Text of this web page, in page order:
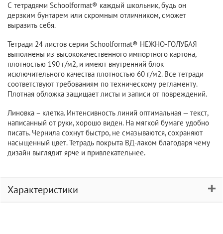
С тетрадями Schoolformat® каждый школьник, будь он
дерзким бунтарем или скромным отличником, сможет
выразить себя.
Тетради 24 листов серии Schoolformat® НЕЖНО-ГОЛУБАЯ
выполнены из высококачественного импортного картона,
плотностью 190 г/м2, и имеют внутренний блок
исключительного качества плотностью 60 г/м2. Все тетради
соответствуют требованиям по техническому регламенту.
Плотная обложка защищает листы и записи от повреждений.
Линовка – клетка. Интенсивность линий оптимальная — текст,
написанный от руки, хорошо виден. На мягкой бумаге удобно
писать. Чернила сохнут быстро, не смазываются, сохраняют
насыщенный цвет. Тетрадь покрыта ВД-лаком благодаря чему
дизайн выглядит ярче и привлекательнее.
Характеристики